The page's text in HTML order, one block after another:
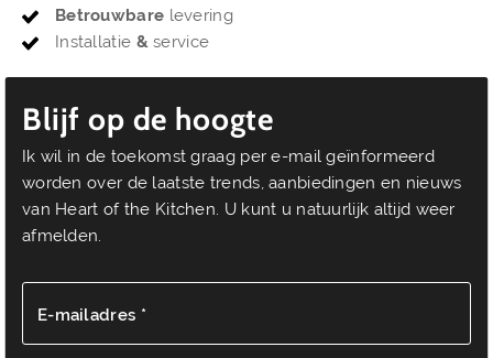
Betrouwbare levering
Installatie & service
Blijf op de hoogte
Ik wil in de toekomst graag per e-mail geïnformeerd
worden over de laatste trends, aanbiedingen en nieuws
van Heart of the Kitchen. U kunt u natuurlijk altijd weer
afmelden.
E-mailadres *